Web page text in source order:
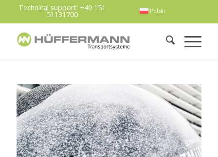
Polski
Technical support: +49 151
51131700